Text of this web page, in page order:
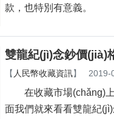
款，也特別有意義。
雙龍紀(jì)念鈔價(jià)
【 人民幣收藏資訊】 2019-
在收藏市場(chǎng)上
面我們就來看看雙龍紀(jì)念